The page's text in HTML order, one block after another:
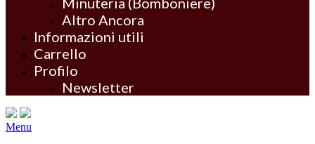
Altro Ancora
Informazioni utili
Carrello
Profilo
Newsletter
Menu